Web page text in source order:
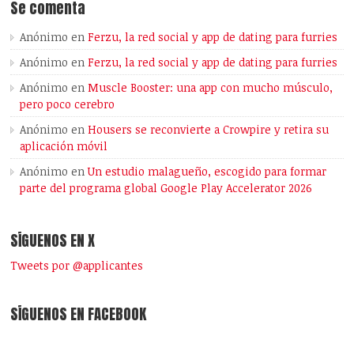
Se comenta
Anónimo enFerzu, la red social y app de dating para furries
Anónimo enFerzu, la red social y app de dating para furries
Anónimo enMuscle Booster: una app con mucho músculo,
pero poco cerebro
Anónimo enHousers se reconvierte a Crowpire y retira su
aplicación móvil
Anónimo enUn estudio malagueño, escogido para formar
parte del programa global Google Play Accelerator 2026
SÍGUENOS EN X
Tweets por @applicantes
SÍGUENOS EN FACEBOOK